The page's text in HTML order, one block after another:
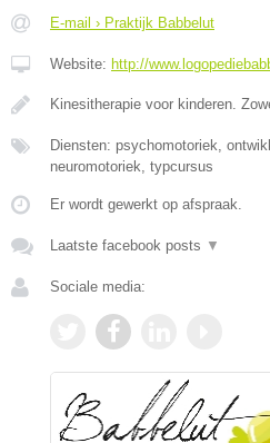
E-mail › Praktijk Babbelut
Website: http://
Kinesitherapie voor kinderen.
Diensten: psychomotoriek,
neuromotoriek, typcursus
Er wordt gewerkt op afspraak.
Laatste facebook posts ▼
Sociale media: